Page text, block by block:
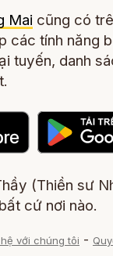
Mai cũng có
các tính năng
tuyến, danh
(Thiền sư
cứ nơi nào.
với chúng tôi -